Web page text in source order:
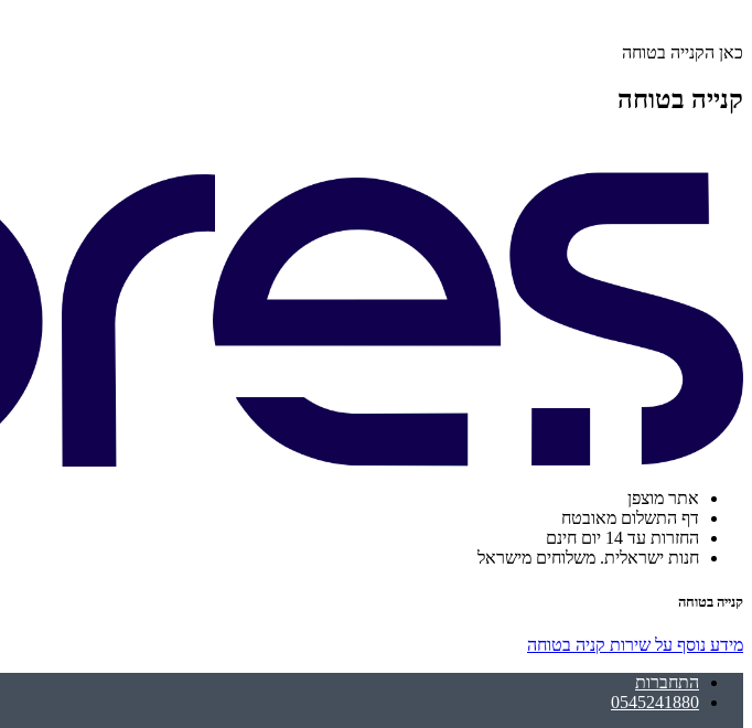
כאן הקנייה בטוחה
קנייה בטוחה
אתר מוצפן
דף התשלום מאובטח
החזרות עד 14 יום חינם
חנות ישראלית. משלוחים מישראל
קנייה בטוחה
מידע נוסף על שירות קניה בטוחה
התחברות
0545241880